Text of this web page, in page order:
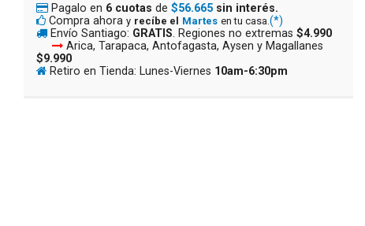
Pagalo en 6 cuotas de $56.665 sin interés.
Compra ahora y recíbe el Martes en tu casa. (*)
Envío Santiago: GRATIS. Regiones no extremas $4.990
Arica, Tarapaca, Antofagasta, Aysen y Magallanes
$9.990
Retiro en Tienda: Lunes-Viernes 10am-6:30pm